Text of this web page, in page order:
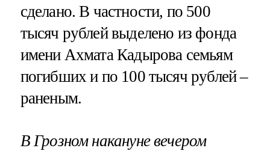
сделано. В частности, по 500
тысяч рублей выделено из фонда
имени Ахмата Кадырова семьям
погибших и по 100 тысяч рублей –
раненым.
В Грозном накануне вечером